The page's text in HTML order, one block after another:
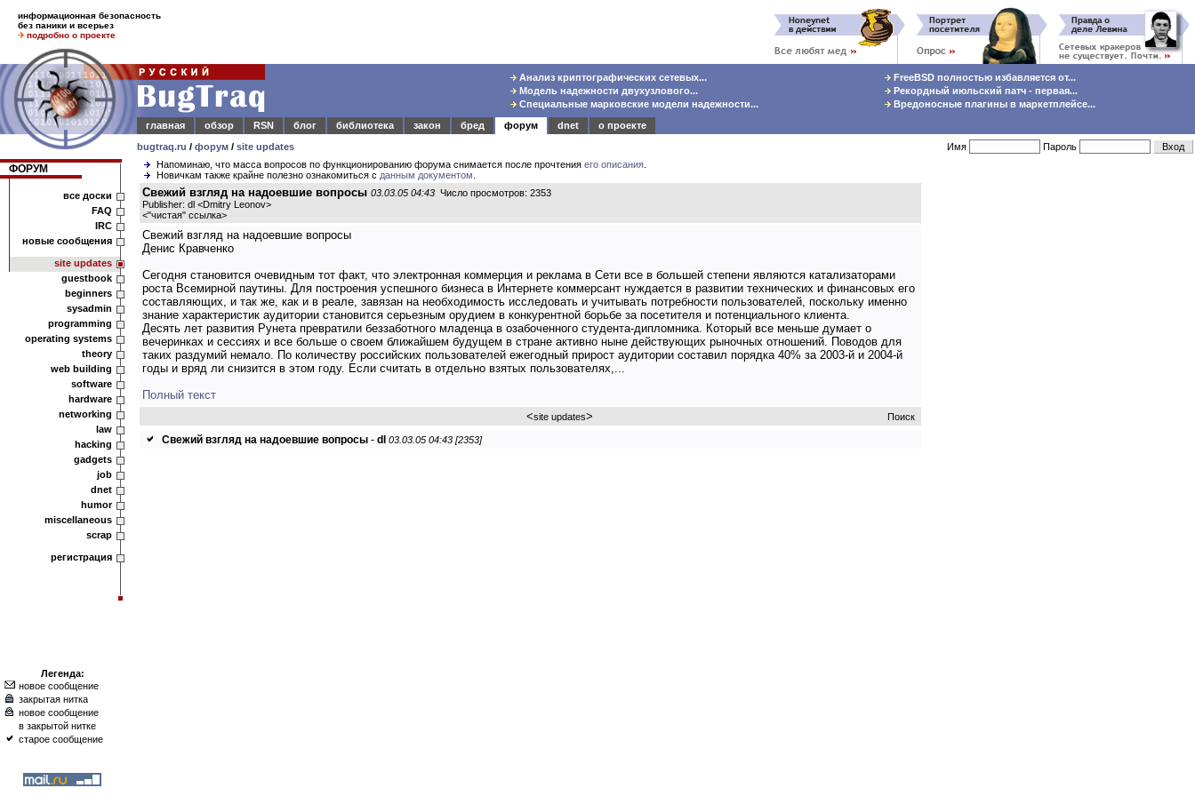
информационная безопасность
без паники и всерьез
подробно о проекте
Анализ криптографических сетевых...
Модель надежности двухузлового...
Специальные марковские модели надежности...
FreeBSD полностью избавляется от...
Рекордный июльский патч - первая...
Вредоносные плагины в маркетплейсе...
главная
обзор RSN блог библиотека закон бред форум dnet
о проекте
bugtraq.ru / форум / site updates Имя Пароль
ФОРУМ
все доски
FAQ
IRC
новые сообщения
site updates
guestbook
beginners
sysadmin
programming
operating systems
theory
web building
software
hardware
networking
law
hacking
gadgets
job
dnet
humor
miscellaneous
scrap
регистрация
Легенда:
новое сообщение
закрытая нитка
новое сообщение
в закрытой нитке
старое сообщение
Напоминаю, что масса вопросов по функционированию форума снимается после прочтения его описания
Новичкам также крайне полезно ознакомиться с данным документом
Свежий взгляд на надоевшие вопросы 03.03.05 04:43 Число просмотров: 2353
Publisher: dl <Dmitry Leonov>
<"чистая" ссылка>
Свежий взгляд на надоевшие вопросы
Денис Кравченко
Сегодня становится очевидным тот факт, что электронная коммерция и реклама в Сети все в большей степени являются катализаторами
роста Всемирной паутины. Для построения успешного бизнеса в Интернете коммерсант нуждается в развитии технических и финансовых его
составляющих, и так же, как и в реале, завязан на необходимость исследовать и учитывать потребности пользователей, поскольку именно
знание характеристик аудитории становится серьезным орудием в конкурентной борьбе за посетителя и потенциального клиента.
Десять лет развития Рунета превратили беззаботного младенца в озабоченного студента-дипломника. Который все меньше думает о
вечеринках и сессиях и все больше о своем ближайшем будущем в стране активно ныне действующих рыночных отношений. Поводов для
таких раздумий немало. По количеству российских пользователей ежегодный прирост аудитории составил порядка 40% за 2003-й и 2004-й
годы и вряд ли снизится в этом году. Если считать в отдельно взятых пользователях,...
Полный текст
<site updates> Поиск
Свежий взгляд на надоевшие вопросы - dl 03.03.05 04:43 [2353]